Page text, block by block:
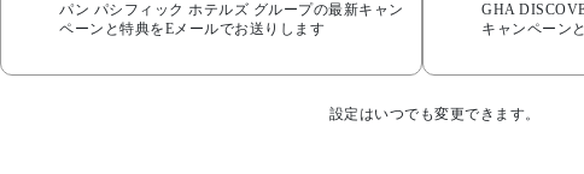
パン パシフィック ホテルズ グループの最新キャン
ペーンと特典をEメールでお送りします
GHA
キャンペーン
設定はいつでも変更できます。